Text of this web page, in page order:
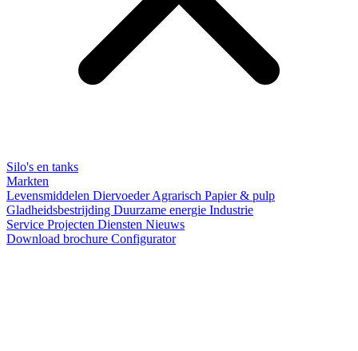
Silo's en tanks
Markten
Levensmiddelen DiervoederAgrarisch Papier & pulp
Gladheidsbestrijding Duurzame energie Industrie
Service Projecten Diensten Nieuws
Download brochure Configurator